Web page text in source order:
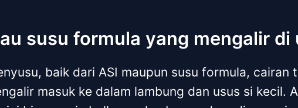
susu formula yang mengalir di
baik dari ASI maupun susu formula, cairan
masuk ke dalam lambung dan usus si kecil.